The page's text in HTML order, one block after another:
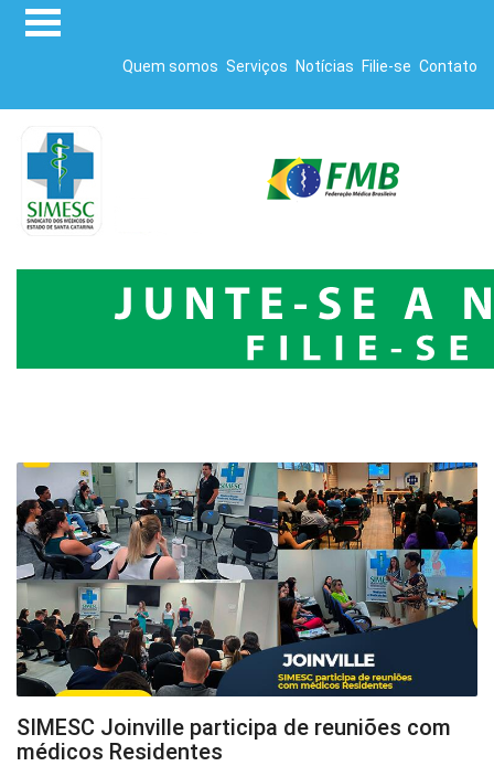
Quem somos Serviços Notícias Filie-se Contato
SIMESC Joinville participa de reuniões com
médicos Residentes